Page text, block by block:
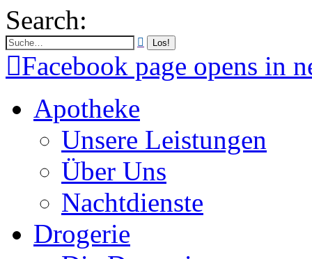
Search:
Facebook page opens in
Apotheke
Unsere Leistungen
Über Uns
Nachtdienste
Drogerie